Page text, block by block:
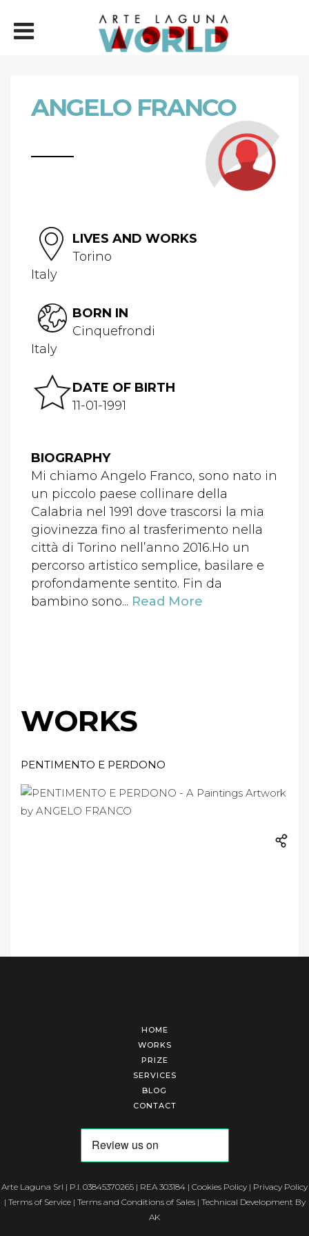
ANGELO FRANCO
LIVES AND WORKS
Torino
Italy
BORN IN
Cinquefrondi
Italy
DATE OF BIRTH
11-01-1991
BIOGRAPHY
Mi chiamo Angelo Franco, sono nato in
un piccolo paese collinare della
Calabria nel 1991 dove trascorsi la mia
giovinezza fino al trasferimento nella
città di Torino nell’anno 2016.Ho un
percorso artistico semplice, basilare e
profondamente sentito. Fin da
bambino sono... Read More
WORKS
PENTIMENTO E PERDONO
HOME
WORKS
PRIZE
SERVICES
BLOG
CONTACT
Arte Laguna Srl | P.I. 03845370265 | REA 303184 | Cookies Policy | Privacy Policy
| Terms of Service| Terms and Conditions of Sales| Technical Development By
AK